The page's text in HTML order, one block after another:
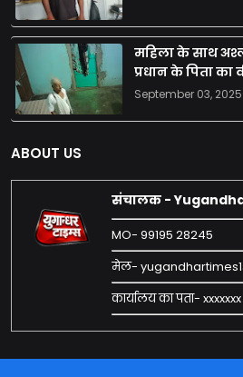
महिला के साथ
प्रधान के पिता का
September 03, 2025
ABOUT US
संचालक -
MO- 99195 28245
मेल-
कार्यालय का पता- xxxxxxx